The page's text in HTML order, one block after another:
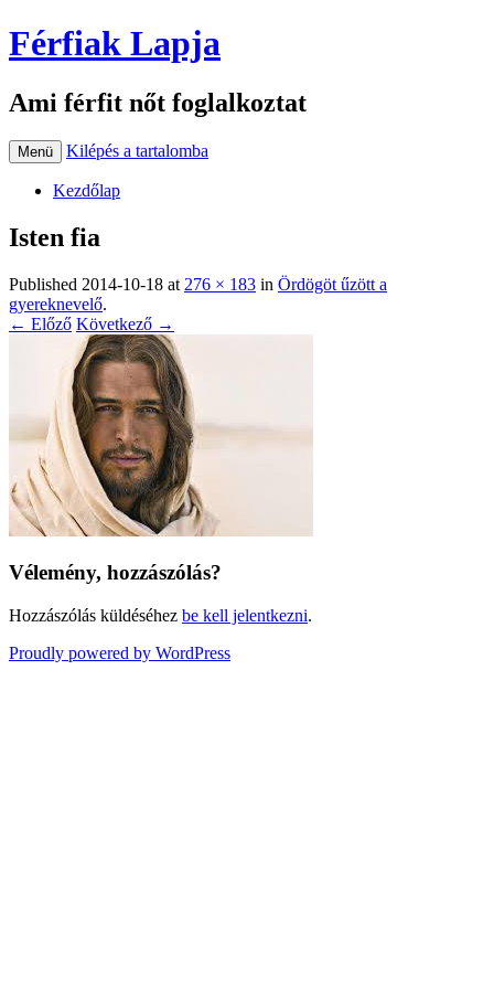
Férfiak Lapja
Ami férfit nőt foglalkoztat
Menü Kilépés a tartalomba
Kezdőlap
Isten fia
Published 2014-10-18 at 276 × 183 in Ördögöt űzött a
gyereknevelő.
← Előző Következő →
Vélemény, hozzászólás?
Hozzászólás küldéséhez be kell jelentkezni.
Proudly powered by WordPress